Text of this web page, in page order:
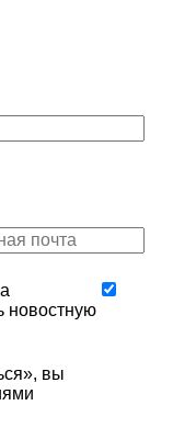
новостную
вы